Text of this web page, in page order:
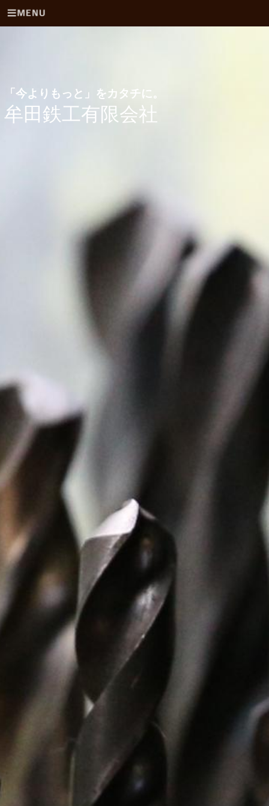
「今よりもっと」をカタチに。
牟田鉄工有限会社